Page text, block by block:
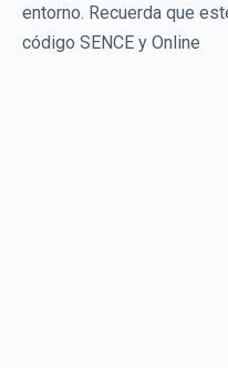
entorno. Recuerda que
código SENCE y Online